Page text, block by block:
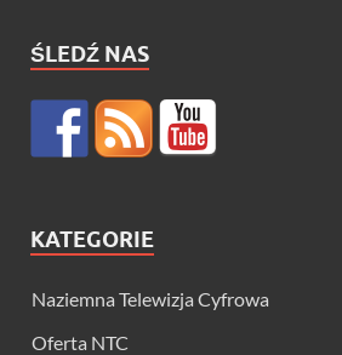
ŚLEDŹ NAS
KATEGORIE
Naziemna Telewizja Cyfrowa
Oferta NTC